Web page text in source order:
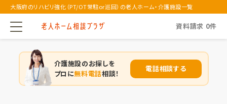
大阪府のリハビリ強化（PT/OT常駐or巡回）の老人ホーム・介護施設一覧
資料請求 0件
介護施設のお探しを
プロに無料電話相談！
電話相談する